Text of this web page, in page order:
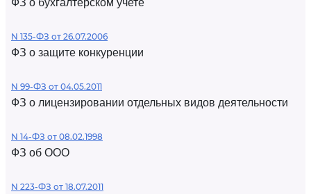
ФЗ о бухгалтерском учете
N 135-ФЗ от 26.07.2006
ФЗ о защите конкуренции
N 99-ФЗ от 04.05.2011
ФЗ о лицензировании отдельных видов деятельности
N 14-ФЗ от 08.02.1998
ФЗ об ООО
N 223-ФЗ от 18.07.2011